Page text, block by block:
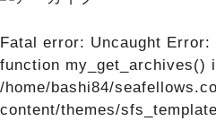
Fatal error: Uncaught Error:
function my_get_archives()
/home/bashi84/
content/themes/